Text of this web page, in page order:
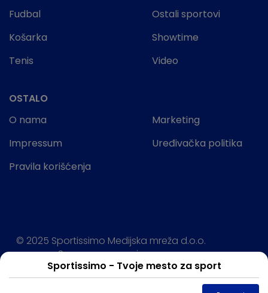
Sportissimo - Tvoje mesto za sport
Fudbal
Košarka
Tenis
Ostali sportovi
Showtime
Video
OSTALO
O nama
Impressum
Pravila korišćenja
Marketing
Uređivačka politika
© 2025 Sportissimo Medijska mreža d.o.o.
Sva prava rezervisana.
Powered by: